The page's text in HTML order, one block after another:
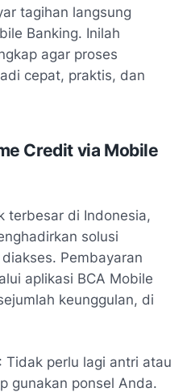
tagihan langsung
Banking. Inilah
agar proses
cepat, praktis, dan
Credit via Mobile
terbesar di Indonesia,
solusi
Pembayaran
aplikasi BCA Mobile
keunggulan, di
: Tidak perlu lagi antri atau
gunakan ponsel Anda.